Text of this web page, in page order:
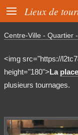
 Lieux de
Centre-Ville - Quartier
<img src="https://
height="180">La
plusieurs tournages.